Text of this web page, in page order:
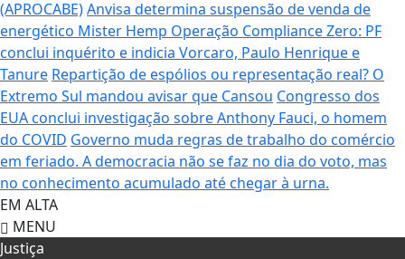
(APROCABE)Anvisa determina suspensão de venda de
energético Mister Hemp Operação Compliance Zero: PF
conclui inquérito e indicia Vorcaro, Paulo Henrique e
Tanure Repartição de espólios ou representação real? O
Extremo Sul mandou avisar que Cansou Congresso dos
EUA conclui investigação sobre Anthony Fauci, o homem
do COVID Governo muda regras de trabalho do comércio
em feriado. A democracia não se faz no dia do voto, mas
no conhecimento acumulado até chegar à urna.
EM ALTA
MENU
Justiça